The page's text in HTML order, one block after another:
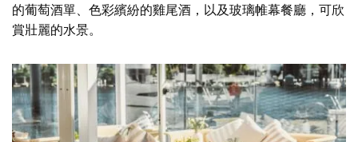
的葡萄酒單、色彩繽紛的雞尾酒，以及玻璃帷幕餐廳，可欣
賞壯麗的水景。